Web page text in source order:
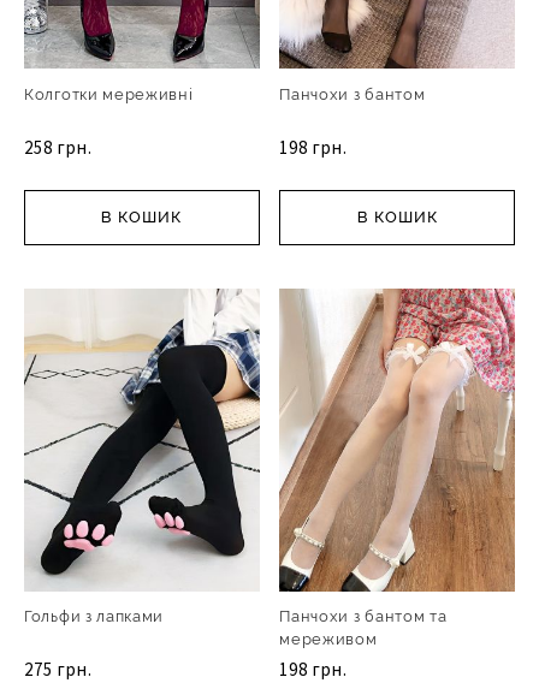
Колготки мереживні
258 грн.
В КОШИК
Панчохи з бантом
198 грн.
В КОШИК
Гольфи з лапками
275 грн.
Панчохи з бантом та
мереживом
198 грн.